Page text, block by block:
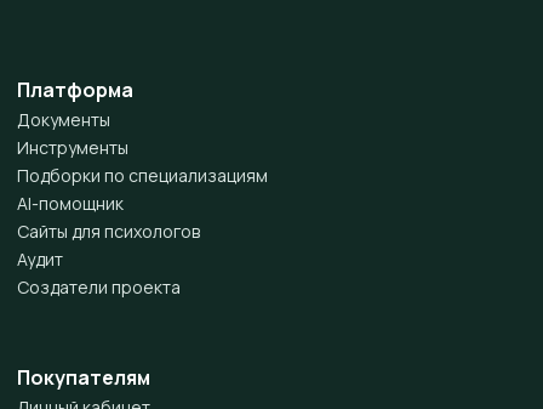
Платформа
Документы
Инструменты
Подборки по специализациям
AI-помощник
Сайты для психологов
Аудит
Создатели проекта
Покупателям